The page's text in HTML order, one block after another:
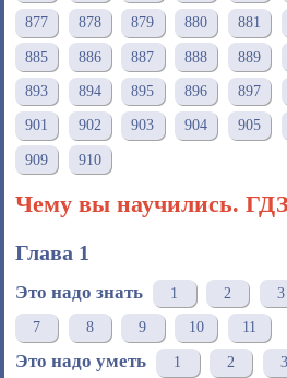
877 878 879 880 881
885 886 887 888 889
893 894 895 896 897
901 902 903 904 905
909 910
Чему вы научились. ГДЗ
Глава 1
Это надо знать 1 2 3
7 8 9 10 11
Это надо уметь 1 2 3